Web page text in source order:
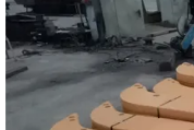
VERZOEK
OM EEN
CITAAT